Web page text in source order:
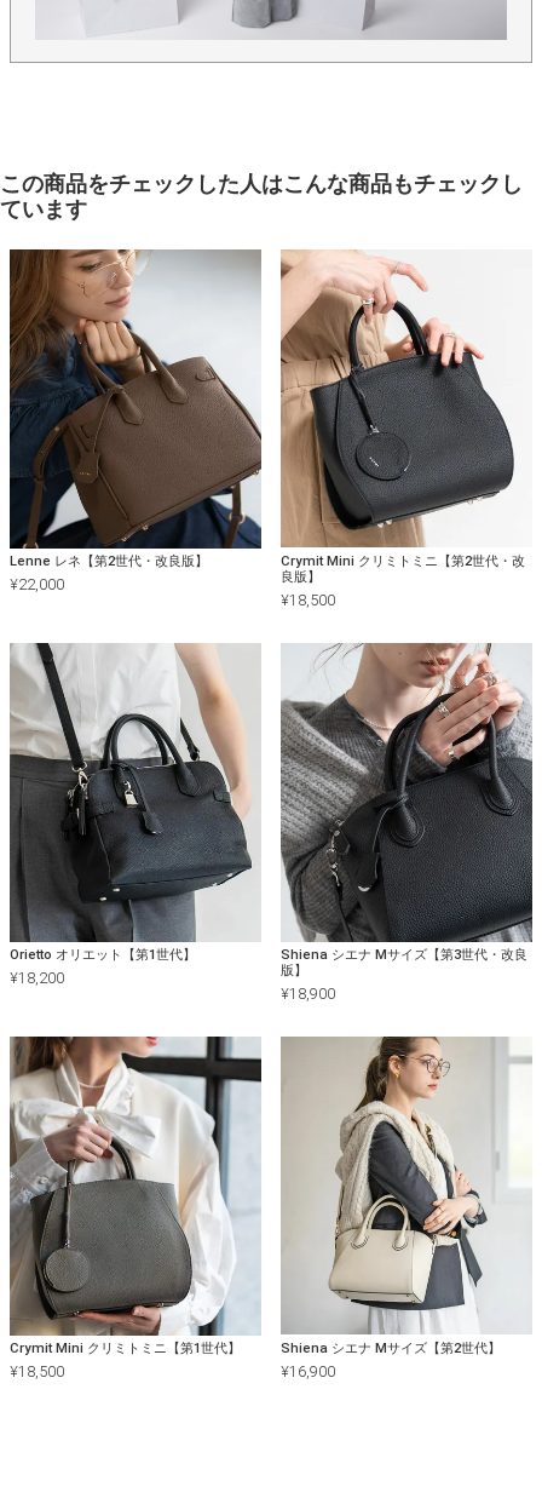
に梱包してお届けいたします。
＞オリジナルサイズのレネはこちら
この商品をチェックした人はこんな商品もチェックし
ています
Lenne レネ【第2世代・改良版】
¥22,000
Crymit Mini クリミトミニ【第2世代・改
良版】
¥18,500
Orietto オリエット【第1世代】
¥18,200
Shiena シエナ Mサイズ【第3世代・改良
版】
¥18,900
Crymit Mini クリミトミニ【第1世代】
¥18,500
Shiena シエナ Mサイズ【第2世代】
¥16,900